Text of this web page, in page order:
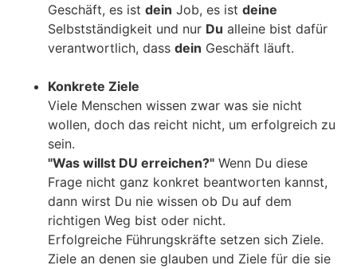
Geschäft, es ist dein Job, es ist deine
Selbstständigkeit und nur Du alleine bist dafür
verantwortlich, dass dein Geschäft läuft.
Konkrete Ziele
Viele Menschen wissen zwar was sie nicht
wollen, doch das reicht nicht, um erfolgreich zu
sein.
"Was willst DU erreichen?" Wenn Du diese
Frage nicht ganz konkret beantworten kannst,
dann wirst Du nie wissen ob Du auf dem
richtigen Weg bist oder nicht.
Erfolgreiche Führungskräfte setzen sich Ziele.
Ziele an denen sie glauben und Ziele für die sie